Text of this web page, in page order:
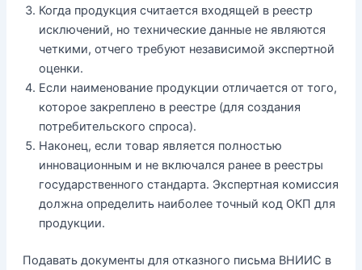
Когда продукция считается входящей в реестр
исключений, но технические данные не являются
четкими, отчего требуют независимой экспертной
оценки.
Если наименование продукции отличается от того,
которое закреплено в реестре (для создания
потребительского спроса).
Наконец, если товар является полностью
инновационным и не включался ранее в реестры
государственного стандарта. Экспертная комиссия
должна определить наиболее точный код ОКП для
продукции.
Подавать документы для отказного письма ВНИИС в